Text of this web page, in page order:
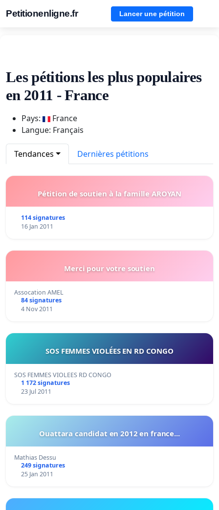
Petitionenligne.fr Lancer une pétition
Les pétitions les plus populaires
en 2011 - France
Pays:
France
Langue: Français
Tendances Dernières pétitions
Pétition de soutien à la famille AROYAN
114 signatures
16 Jan 2011
Merci pour votre soutien
Assocation AMEL
84 signatures
4 Nov 2011
SOS FEMMES VIOLÉES EN RD CONGO
SOS FEMMES VIOLEES RD CONGO
1 172 signatures
23 Jul 2011
Ouattara candidat en 2012 en france...
Mathias Dessu
249 signatures
25 Jan 2011